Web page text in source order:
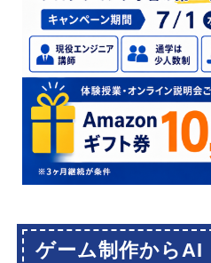
ゲーム制作からAI